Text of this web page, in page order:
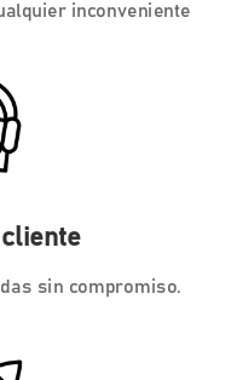
inconveniente
sin compromiso.